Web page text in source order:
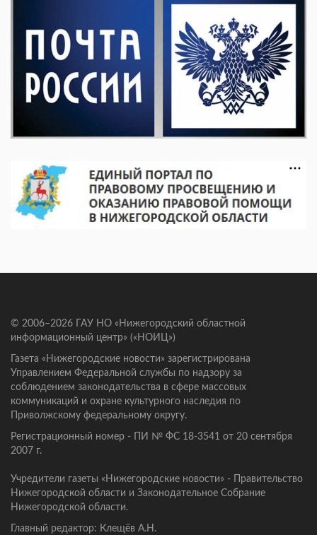
© 2006–2026 ГАУ НО «Нижегородский областной
информационный центр» («НОИЦ»)
Газета «Нижегородские новости» зарегистрирована
Управлением Федеральной службы по надзору за
соблюдением законодательства в сфере массовых
коммуникаций и охране культурного наследия по
Приволжскому федеральному округу.
Регистрационный номер - ПИ № ФС 18-3541 от 20 сентября
2007 г.
Учредители газеты «Нижегородские новости» - Правительство
Нижегородской области и Законодательное Собрание
Нижегородской области.
Главный редактор: Клещёв А.Н.